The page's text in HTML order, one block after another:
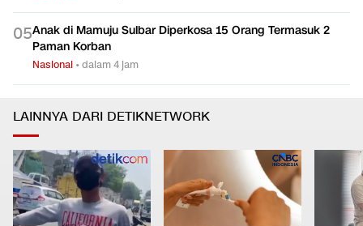
05Anak di Mamuju Sulbar Diperkosa 15 Orang Termasuk 2
Paman Korban
Nasional •dalam 4 jam
LAINNYA DARI DETIKNETWORK